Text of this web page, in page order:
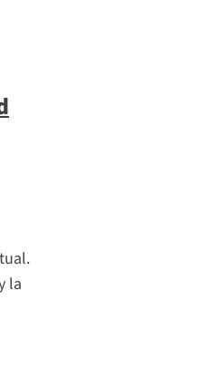
la